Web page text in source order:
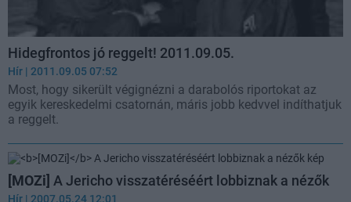
Hidegfrontos jó reggelt! 2011.09.05.
Hír | 2011.09.05 07:52
Most, hogy sikerült végignézni a darabolós riportokat az
egyik kereskedelmi csatornán, máris jobb kedvvel indíthatjuk
a reggelt.
[MOZi] A Jericho visszatéréséért lobbiznak a nézők
Hír | 2007.05.24 12:01